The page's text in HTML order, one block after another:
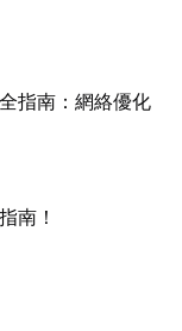
指南：網絡優化
南！